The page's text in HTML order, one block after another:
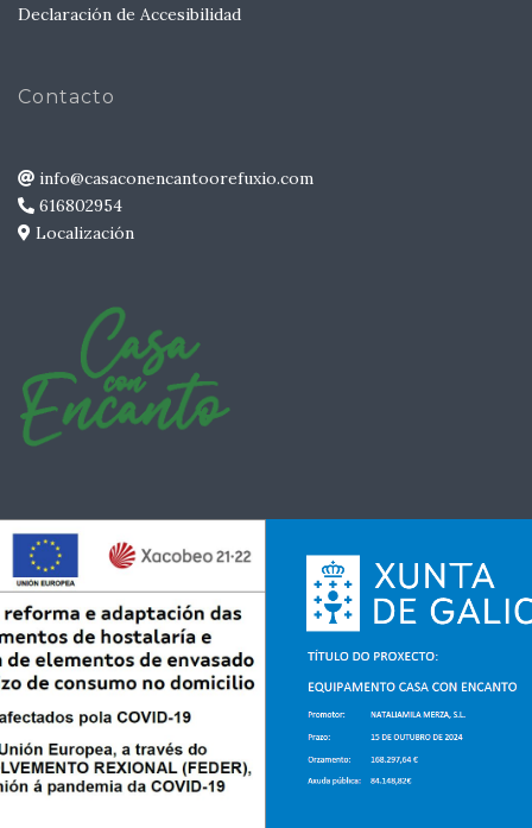
Declaración de Accesibilidad
Contacto
info@casaconencantoorefuxio.com
616802954
Localización